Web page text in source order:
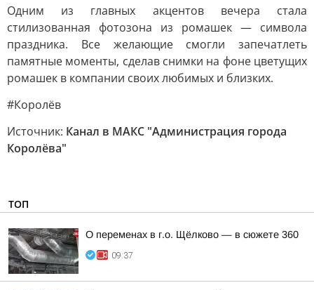
Одним из главных акцентов вечера стала
стилизованная фотозона из ромашек — символа
праздника. Все желающие смогли запечатлеть
памятные моменты, сделав снимки на фоне цветущих
ромашек в компании своих любимых и близких.
#Королёв
Источник: Канал в МАКС "Администрация города
Королёва"
ТОП
О переменах в г.о. Щёлково — в сюжете 360
09:37